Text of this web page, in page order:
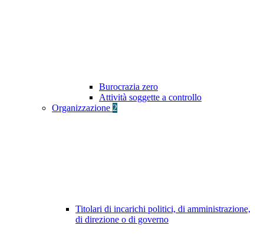
Burocrazia zero
Attività soggette a controllo
Organizzazione 2
Titolari di incarichi politici, di amministrazione,
di direzione o di governo